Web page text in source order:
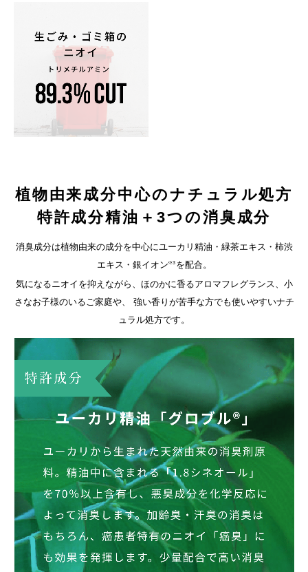
植物由来成分中心のナチュラル処方
特許成分精油＋3つの消臭成分
消臭成分は植物由来の成分を中心にユーカリ精油・緑茶エキス・柿渋
エキス・銀イオン※3 を配合。
気になるニオイを抑えながら、ほのかに香るアロマフレグランス、小
さなお子様のいるご家庭や、 強い香りが苦手な方でも使いやすいナチ
ュラル処方です。